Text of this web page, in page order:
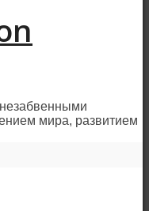
мира, развитием